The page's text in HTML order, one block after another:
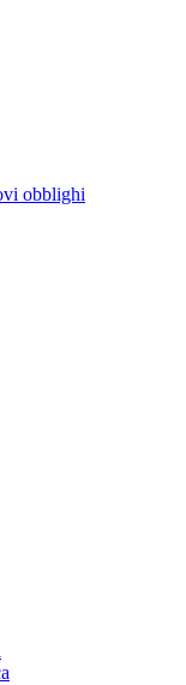
obblighi